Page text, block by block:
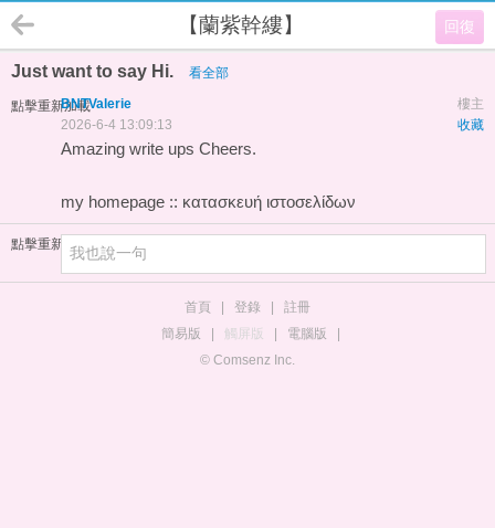
回復
【蘭紫幹縷】
Just want to say Hi. 看全部
點擊重新加載 樓主
BNTValerie
收藏
2026-6-4 13:09:13
Amazing write ups Cheers.
my homepage :: κατασκευή ιστοσελίδων
點擊重新加載
首頁 登錄
註冊
簡易版
觸屏版 電腦版
© Comsenz Inc.